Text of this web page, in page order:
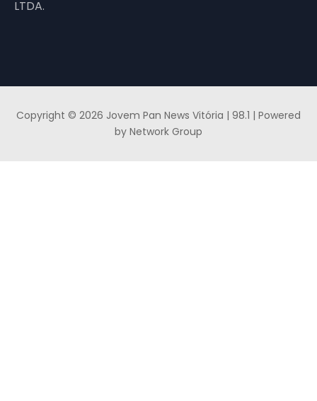
LTDA.
Copyright © 2026 Jovem Pan News Vitória | 98.1 | Powered
by Network Group